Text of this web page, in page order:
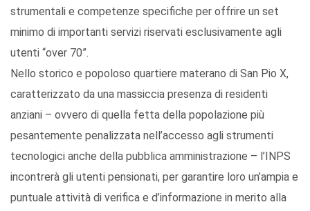
strumentali e competenze specifiche per offrire un set
minimo di importanti servizi riservati esclusivamente agli
utenti “over 70”.
Nello storico e popoloso quartiere materano di San Pio X,
caratterizzato da una massiccia presenza di residenti
anziani – ovvero di quella fetta della popolazione più
pesantemente penalizzata nell’accesso agli strumenti
tecnologici anche della pubblica amministrazione – l’INPS
incontrerà gli utenti pensionati, per garantire loro un’ampia e
puntuale attività di verifica e d’informazione in merito alla